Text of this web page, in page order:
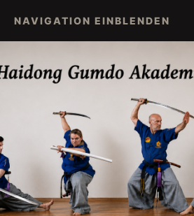
NAVIGATION EINBLENDEN